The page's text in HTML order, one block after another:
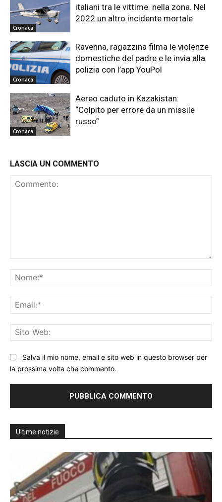
Cronaca
italiani tra le vittime. nella zona. Nel
2022 un altro incidente mortale
Cronaca
Ravenna, ragazzina filma le violenze
domestiche del padre e le invia alla
polizia con l’app YouPol
Cronaca
Aereo caduto in Kazakistan:
“Colpito per errore da un missile
russo”
LASCIA UN COMMENTO
Salva il mio nome, email e sito web in questo browser per
la prossima volta che commento.
Ultime notizie